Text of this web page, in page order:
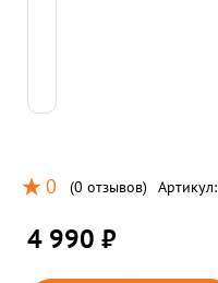
0 (0 отзывов) Артикул:
4 990 ₽